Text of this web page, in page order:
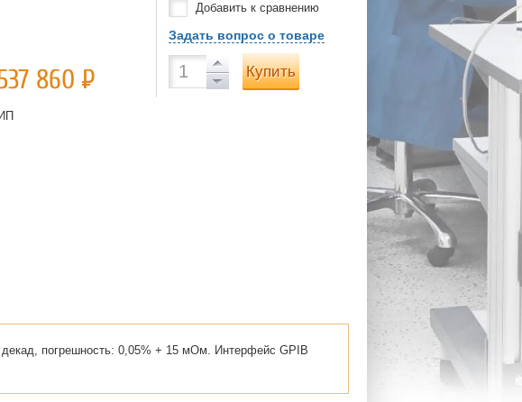
860 Р
Добавить к сравнению
Задать вопрос о товаре
Купить
погрешность: 0,05% + 15 мОм. Интерфейс GPIB